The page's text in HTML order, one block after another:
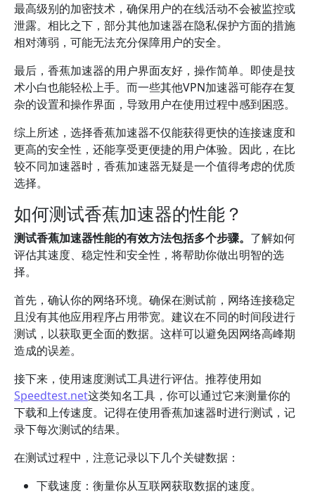
最高级别的加密技术，确保用户的在线活动不会被监控或
泄露。相比之下，部分其他加速器在隐私保护方面的措施
相对薄弱，可能无法充分保障用户的安全。
最后，香蕉加速器的用户界面友好，操作简单。即使是技
术小白也能轻松上手。而一些其他VPN加速器可能存在复
杂的设置和操作界面，导致用户在使用过程中感到困惑。
综上所述，选择香蕉加速器不仅能获得更快的连接速度和
更高的安全性，还能享受更便捷的用户体验。因此，在比
较不同加速器时，香蕉加速器无疑是一个值得考虑的优质
选择。
如何测试香蕉加速器的性能？
测试香蕉加速器性能的有效方法包括多个步骤。 了解如何
评估其速度、稳定性和安全性，将帮助你做出明智的选
择。
首先，确认你的网络环境。确保在测试前，网络连接稳定
且没有其他应用程序占用带宽。建议在不同的时间段进行
测试，以获取更全面的数据。这样可以避免因网络高峰期
造成的误差。
接下来，使用速度测试工具进行评估。推荐使用如
Speedtest.net这类知名工具，你可以通过它来测量你的
下载和上传速度。记得在使用香蕉加速器时进行测试，记
录下每次测试的结果。
在测试过程中，注意记录以下几个关键数据：
下载速度：衡量你从互联网获取数据的速度。